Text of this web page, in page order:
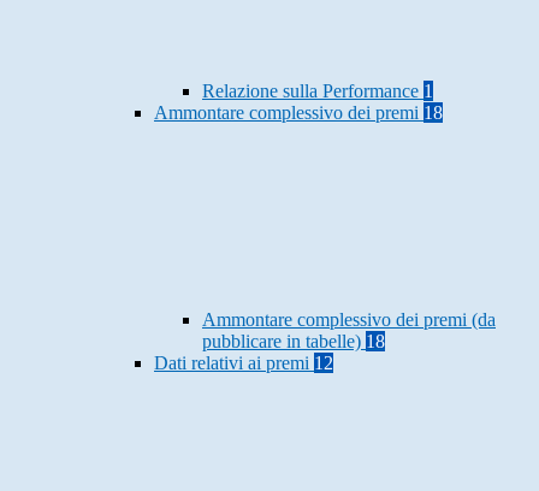
Relazione sulla Performance 1
Ammontare complessivo dei premi 18
Ammontare complessivo dei premi (da
pubblicare in tabelle) 18
Dati relativi ai premi 12